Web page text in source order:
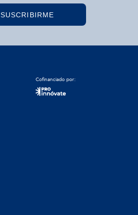
SUSCRIBIRME
Cofinanciado por: